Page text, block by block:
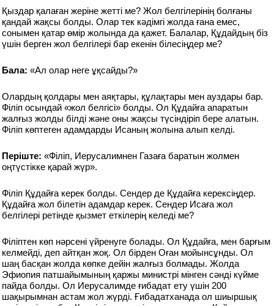
Қыздар қалаған жеріне жетті ме? Жол белгілерінің болғаны
қандай жақсы болды. Олар тек кәдімгі жолда ғана емес,
сонымен қатар өмір жолында да қажет. Балалар, Құдайдың біз
үшін берген жол белгілері бар екенін білесіңдер ме?
Бала: «Ал олар неге ұқсайды?»
Олардың қолдары мен аяқтары, құлақтары мен ауздары бар.
Філіп осындай «жол белгісі» болды. Ол Құдайға апаратын
жалғыз жолды білді және оны жақсы түсіндіріп бере алатын.
Філіп көптеген адамдарды Исаның жолына алып келді.
Періште: «Філіп, Иерусалимнен Газаға баратын жолмен
оңтүстікке қарай жүр».
Філіп Құдайға керек болды. Сендер де Құдайға керексіңдер.
Құдайға жол білетін адамдар керек. Сендер Исаға жол
белгілері ретінде қызмет еткілерің келеді ме?
Філіптен көп нәрсені үйренуге болады. Ол Құдайға, мен барғым
келмейді, деп айтқан жоқ. Ол бірден Оған мойынсұнды. Ол
шаң басқан жолда көпке дейін жалғыз болмады. Жолда
Эфиопия патшайымының қаржы министрі мінген сәнді күйме
пайда болды. Ол Иерусалимде ғибадат ету үшін 200
шақырымнан астам жол жүрді. Ғибадатханада ол шиыршық